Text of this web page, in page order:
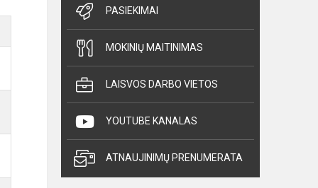
PASIEKIMAI
MOKINIŲ MAITINIMAS
LAISVOS DARBO VIETOS
YOUTUBE KANALAS
ATNAUJINIMŲ PRENUMERATA